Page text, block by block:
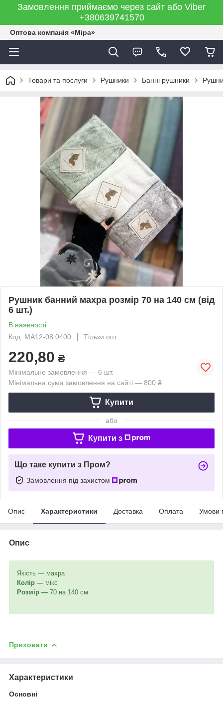
Замовлення приймаємо через сайт або Viber
+380639741570
Оптова компанія «Міра»
Товари та послуги Рушники Банні рушники
Рушник банний махра розмір 70 на 140 см (від
6 шт.)
В наявності
Код: MA12-08 0400
Тільки опт
220,80 ₴
Мінімальне замовлення — 6 шт.
Мінімальна сума замовлення на сайті — 800 ₴
Купити
або
Купити з
Що таке купити з Пром?
Замовлення під захистом
Опис Характеристики Доставка Оплата Умови
Опис
Якість — махра
Колір — мікс
Розмір — 70 на 140 см
Приховати
Характеристики
Основні